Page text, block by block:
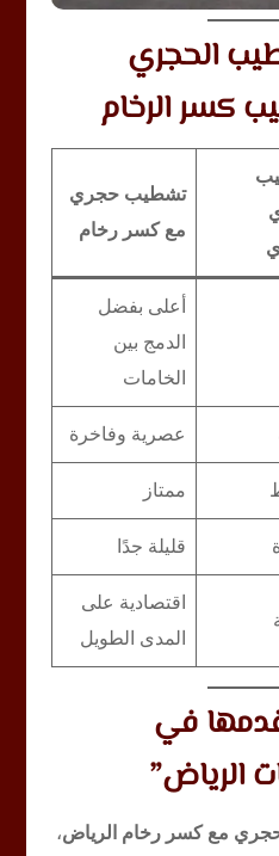
الحجري
كسر الرخام
تشطيب حجري
مع كسر رخام
أعلى بفضل
الدمج بين
الخامات
عصرية وفاخرة
ممتاز
قليلة جدًا
اقتصادية على
المدى الطويل
في
الرياض”
مع كسر رخام الرياض،